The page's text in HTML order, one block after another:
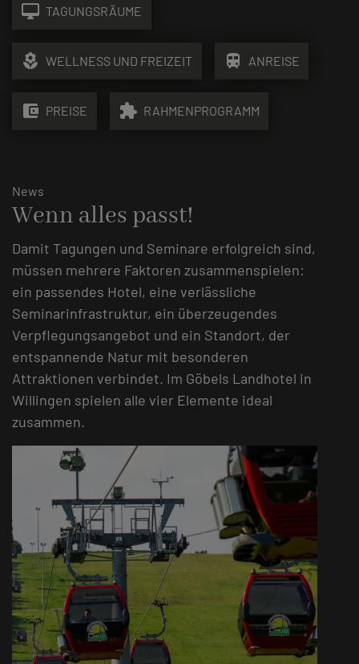
desktop_mac TAGUNGSRÄUME
local_florist WELLNESS UND FREIZEIT train ANREISE
account_balance_wallet PREISE extension RAHMENPROGRAMM
News
Wenn alles passt!
Damit Tagungen und Seminare erfolgreich sind,
müssen mehrere Faktoren zusammenspielen:
ein passendes Hotel, eine verlässliche
Seminarinfrastruktur, ein überzeugendes
Verpflegungsangebot und ein Standort, der
entspannende Natur mit besonderen
Attraktionen verbindet. Im Göbels Landhotel in
Willingen spielen alle vier Elemente ideal
zusammen.